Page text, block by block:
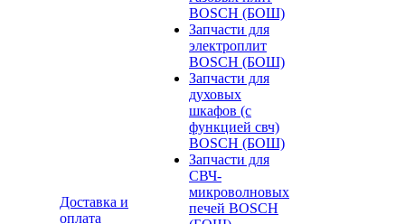
Доставка и
оплата
BOSCH (БОШ)
Запчасти для
электроплит
BOSCH (БОШ)
Запчасти для
духовых
шкафов (с
функцией свч)
BOSCH (БОШ)
Запчасти для
СВЧ-
микроволновых
печей BOSCH